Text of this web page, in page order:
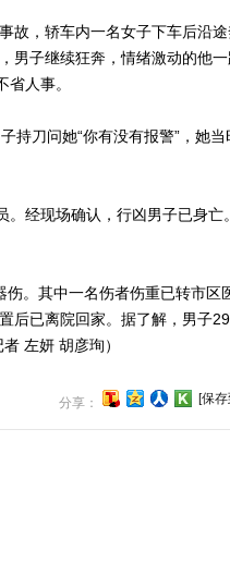
，轿车内一名女子下车后沿途
男子继续狂奔，情绪激动的他
人事。
刀问她“你有没有报警”，她当
经现场确认，行凶男子已身亡
。其中一名伤者伤重已转市区
后已离院回家。据了解，男子
左妍 胡彦珣）
分享： [保